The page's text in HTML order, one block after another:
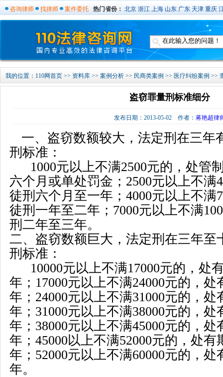
咨询律师 找律师 案件委托 热门省份： 北京 浙江 上海 山东 广东 天津 重庆
我的位置： 110网首页 >> 资料库 >> 案例分析 >> 民商类案例 >> 医疗纠纷案例 >>
盗窃罪量刑标准细分
发布日期：2013-05-02 作者： 蒋艳超律
一、盗窃数额较大，法定刑在三年
刑标准：
1000元以上不满2500元的，处管
六个月或单处罚金； 2500元以上不满
徒刑六个月至一年； 4000元以上不满
徒刑一年至二年； 7000元以上不满
刑二年至三年。
二、盗窃数额巨大，法定刑在三年至
刑标准：
10000元以上不满17000元的，处
年； 17000元以上不满24000元的，处
年； 24000元以上不满31000元的，处
年； 31000元以上不满38000元的，处
年； 38000元以上不满45000元的，处
年； 45000以上不满52000元的，处有
年； 52000元以上不满60000元的，处
年。